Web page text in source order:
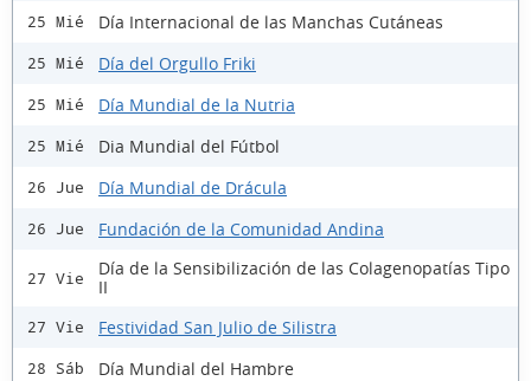
25 Mié Día Internacional de las Manchas Cutáneas
25 Mié Día del Orgullo Friki
25 Mié Día Mundial de la Nutria
25 Mié Dia Mundial del Fútbol
26 Jue Día Mundial de Drácula
26 Jue Fundación de la Comunidad Andina
27 Vie
Día de la Sensibilización de las Colagenopatías Tipo
II
27 Vie Festividad San Julio de Silistra
28 Sáb Día Mundial del Hambre